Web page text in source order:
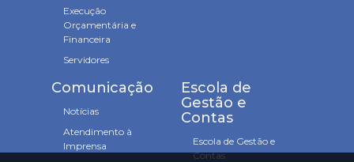
Execução
Orçamentária e
Financeira
Servidores
Comunicação
Notícias
Atendimento à
Imprensa
Escola de
Gestão e
Contas
Escola de Gestão e
Contas